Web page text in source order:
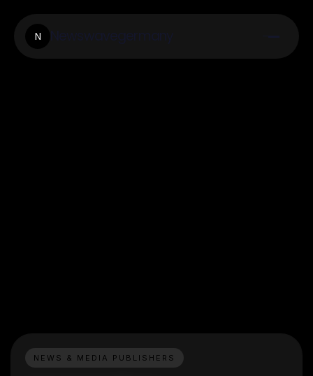
N
NEWS & MEDIA PUBLISHERS